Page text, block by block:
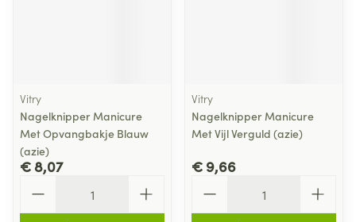
Vitry
Nagelknipper Manicure
Met Opvangbakje Blauw
(azie)
€ 8,07
Vitry
Nagelknipper Manicure
Met Vijl Verguld (azie)
€ 9,66